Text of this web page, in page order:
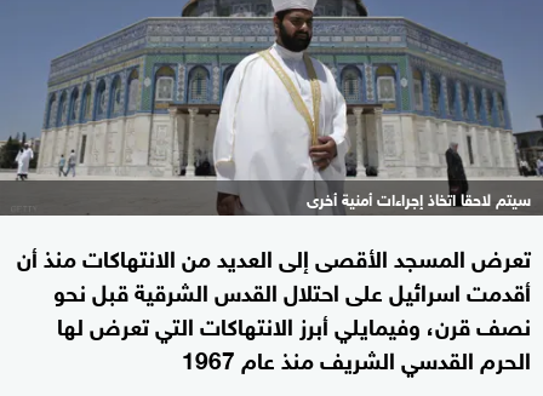
سيتم لاحقا اتخاذ إجراءات أمنية أخرى
تعرض المسجد الأقصى إلى العديد من الانتهاكات منذ أن
أقدمت اسرائيل على احتلال القدس الشرقية قبل نحو
نصف قرن، وفيمايلي أبرز الانتهاكات التي تعرض لها
الحرم القدسي الشريف منذ عام 1967